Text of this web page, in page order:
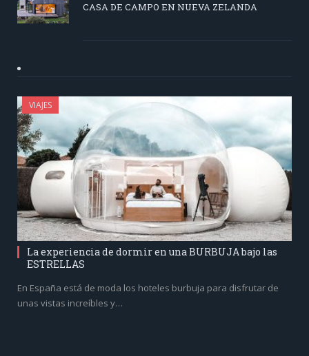
CASA DE CAMPO EN NUEVA ZELANDA
VIAJES
La experiencia de dormir en una BURBUJA bajo las
ESTRELLAS
En España está de moda los hoteles burbuja para disfrutar de
unas vistas increíbles y…